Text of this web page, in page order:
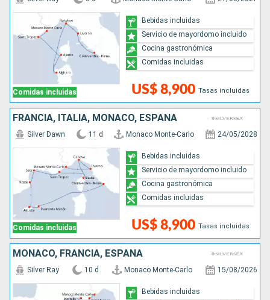
Comidas incluidas US$ 8,900 Tasas incluidas
Bebidas incluidas
Servicio de mayordomo incluido
Cocina gastronómica
Comidas incluidas
FRANCIA, ITALIA, MONACO, ESPAÑA
Comidas incluidas
Silver Dawn 11 d Monaco Monte-Carlo 24/05/2028
US$ 8,900 Tasas incluidas
Bebidas incluidas
Servicio de mayordomo incluido
Cocina gastronómica
Comidas incluidas
MONACO, FRANCIA, ESPAÑA
Silver Ray 10 d Monaco Monte-Carlo 15/08/2026
Bebidas incluidas